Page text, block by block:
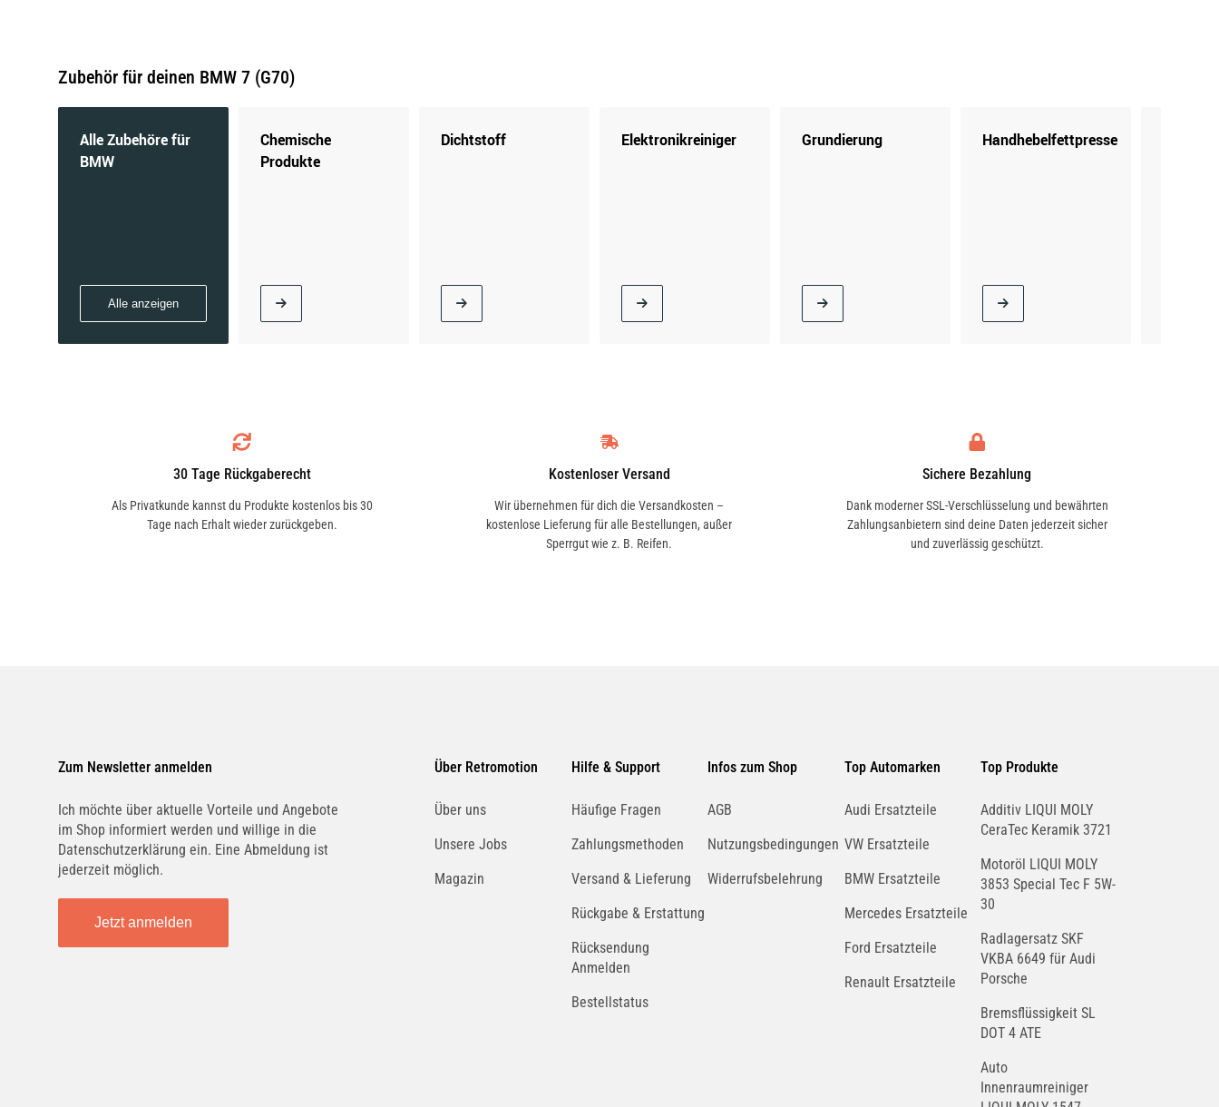
Zubehör für deinen BMW 7 (G70)
Alle Zubehöre für
BMW
Alle anzeigen
Chemische
Produkte
Dichtstoff Elektronikreiniger Grundierung Handhebelfettpresse
30 Tage Rückgaberecht
Als Privatkunde kannst du Produkte kostenlos bis 30
Tage nach Erhalt wieder zurückgeben.
Kostenloser Versand
Wir übernehmen für dich die Versandkosten –
kostenlose Lieferung für alle Bestellungen, außer
Sperrgut wie z. B. Reifen.
Sichere Bezahlung
Dank moderner SSL-Verschlüsselung und bewährten
Zahlungsanbietern sind deine Daten jederzeit sicher
und zuverlässig geschützt.
Zum Newsletter anmelden
Ich möchte über aktuelle Vorteile und Angebote
im Shop informiert werden und willige in die
Datenschutzerklärung ein. Eine Abmeldung ist
jederzeit möglich.
Jetzt anmelden
Über Retromotion
Über uns
Unsere Jobs
Magazin
Hilfe & Support
Häufige Fragen
Zahlungsmethoden
Versand & Lieferung
Rückgabe & Erstattung
Rücksendung
Anmelden
Bestellstatus
Infos zum Shop
AGB
Nutzungsbedingungen
Widerrufsbelehrung
Top Automarken
Audi Ersatzteile
VW Ersatzteile
BMW Ersatzteile
Mercedes Ersatzteile
Ford Ersatzteile
Renault Ersatzteile
Top Produkte
Additiv LIQUI MOLY
CeraTec Keramik 3721
Motoröl LIQUI MOLY
3853 Special Tec F 5W-
30
Radlagersatz SKF
VKBA 6649 für Audi
Porsche
Bremsflüssigkeit SL
DOT 4 ATE
Auto
Innenraumreiniger